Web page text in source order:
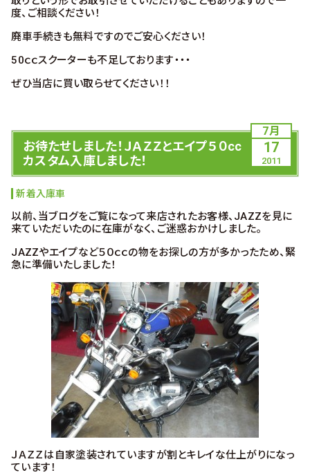
度、ご相談ください！
廃車手続きも無料ですのでご安心ください！
50ｃｃスクーターも不足しております・・・
ぜひ当店に買い取らせてください！！
7月
17
2011
お待たせしました！ＪＡＺＺとエイプ５０cc
カスタム入庫しました！
新着入庫車
以前、当ブログをご覧になって来店されたお客様、JAZZを見に
来ていただいたのに在庫がなく、ご迷惑おかけしました。
JAZZやエイプなど５０ｃｃの物をお探しの方が多かったため、緊
急に準備いたしました！
ＪＡＺＺは自家塗装されていますが割とキレイな仕上がりになっ
ています！